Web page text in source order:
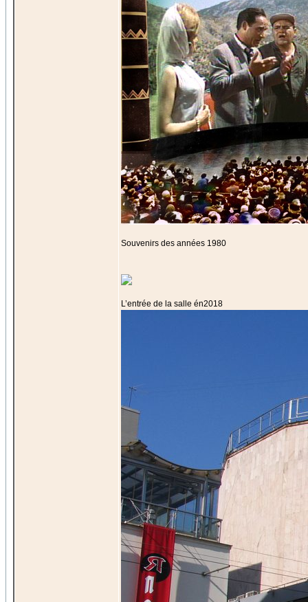
Souvenirs des années 1980
L’entrée de la salle én2018